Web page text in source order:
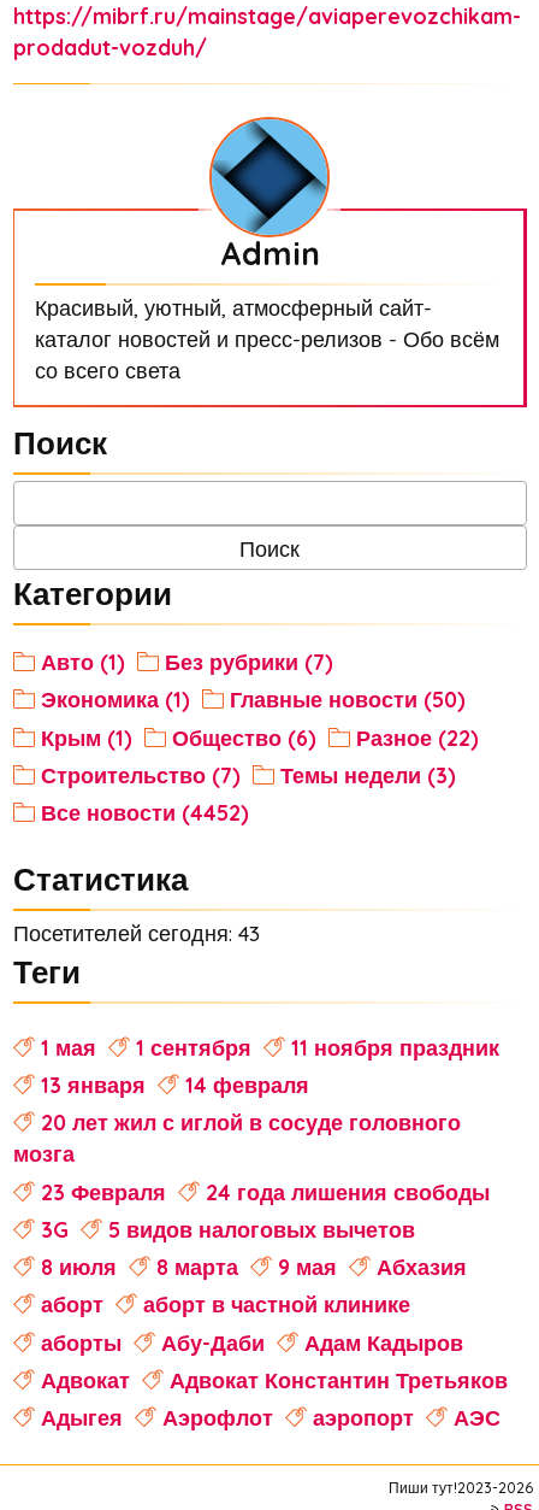
https://mibrf.ru/mainstage/aviaperevozchikam-
prodadut-vozduh/
Admin
Красивый, уютный, атмосферный сайт-
каталог новостей и пресс-релизов - Обо всём
со всего света
Поиск
Категории
Авто (1)
Без рубрики (7)
Экономика (1)
Главные новости (50)
Крым (1)
Общество (6)
Разное (22)
Строительство (7)
Темы недели (3)
Все новости (4452)
Статистика
Посетителей сегодня: 43
Теги
1 мая 1 сентября
11 ноября праздник
13 января
14 февраля
20 лет жил с иглой в сосуде головного
мозга
23 Февраля
24 года лишения свободы
3G
5 видов налоговых вычетов
8 июля
8 марта 9 мая
Абхазия
аборт
аборт в частной клинике
аборты
Абу-Даби
Адам Кадыров
Адвокат
Адвокат Константин Третьяков
Адыгея
Аэрофлот аэропорт
АЭС
Пиши тут!2023-2026